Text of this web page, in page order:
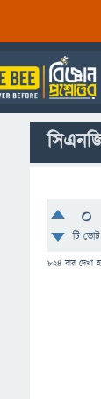
0
টি ভোট
824 বার দেখা